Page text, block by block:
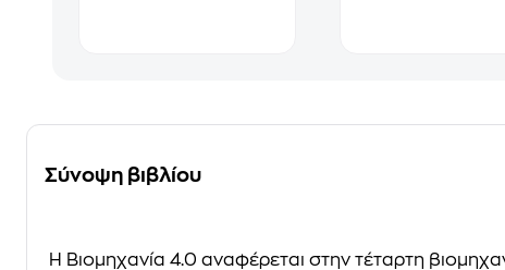
Σύνοψη βιβλίου
H Βιομηχανία 4.0 αναφέρεται στην τέταρτη